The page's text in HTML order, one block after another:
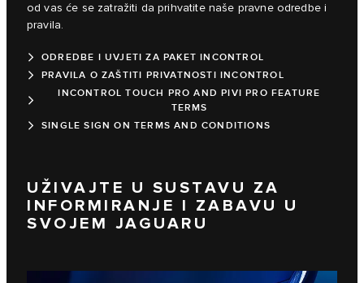
od vas će se zatražiti da prihvatite naše pravne odredbe i
pravila.
ODREDBE I UVJETI ZA PAKET INCONTROL
PRAVILA O ZAŠTITI PRIVATNOSTI INCONTROL
INCONTROL TOUCH PRO AND PIVI PRO FEATURE
TERMS
SINGLE SIGN ON TERMS AND CONDITIONS
UŽIVAJTE U SUSTAVU ZA
INFORMIRANJE I ZABAVU U
SVOJEM JAGUARU